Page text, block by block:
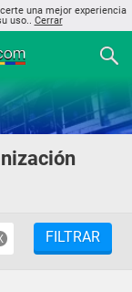
una mejor experiencia
uso.. Cerrar
FILTRAR